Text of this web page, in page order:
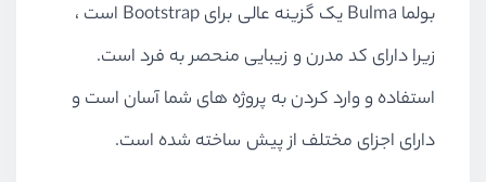
بولما Bulma یک گزینه عالی برای Bootstrap است ،
زیرا دارای کد مدرن و زیبایی منحصر به فرد است.
استفاده و وارد کردن به پروژه های شما آسان است و
دارای اجزای مختلف از پیش ساخته شده است.